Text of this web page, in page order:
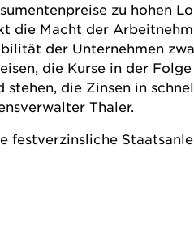
zu hohen
die Macht der
der Unternehmen
die Kurse in der
die Zinsen in
Thaler.
festverzinsliche